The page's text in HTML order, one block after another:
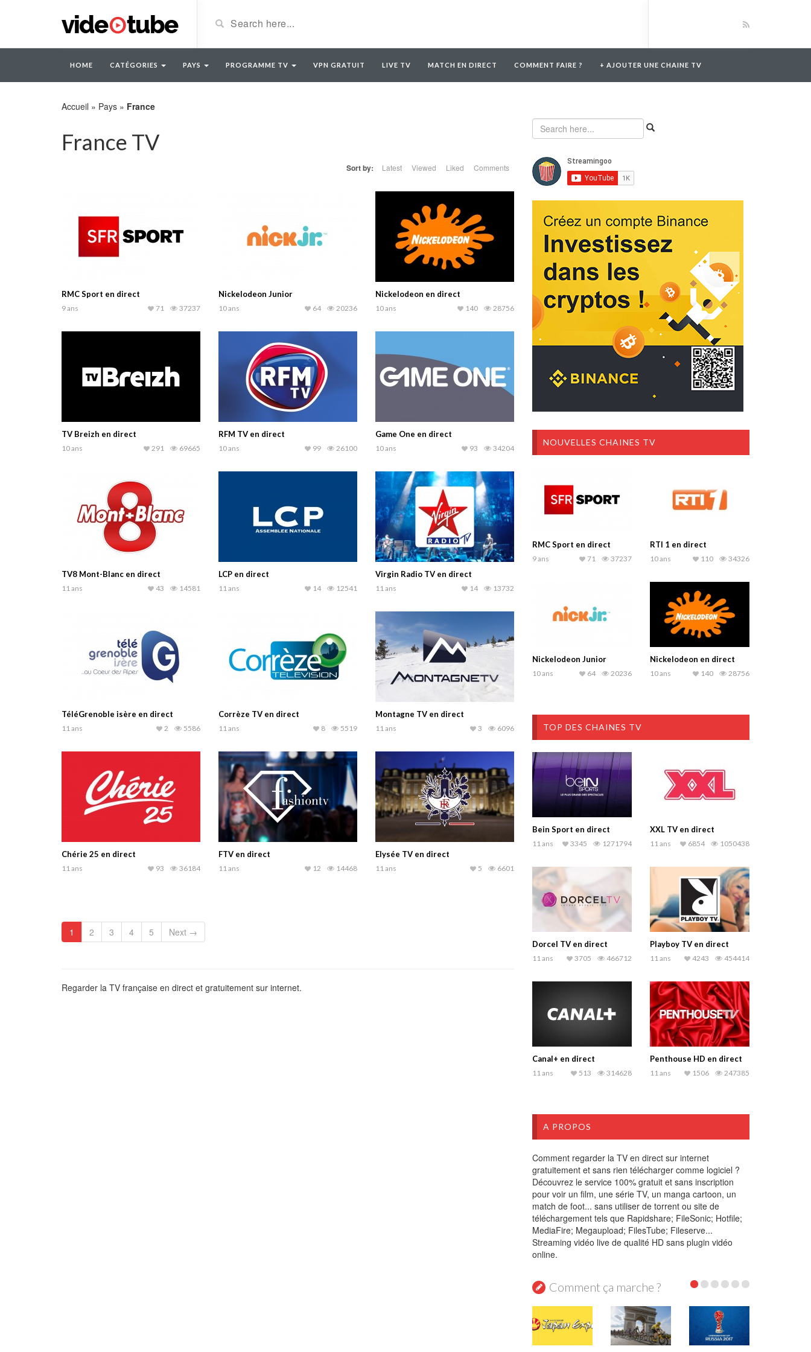
HOME CATÉGORIES PAYS PROGRAMME TV VPN GRATUIT LIVE TV MATCH EN DIRECT COMMENT FAIRE ? + AJOUTER UNE CHAINE TV
Accueil » Pays » France
France TV
Sort by: Latest Viewed Liked Comments
RMC Sport en direct
9 ans 37237
71
Nickelodeon Junior
10 ans 20236
64
Nickelodeon en direct
10 ans 28756
140
TV Breizh en direct
10 ans 69665
291
RFM TV en direct
10 ans 26100
99
Game One en direct
10 ans 34204
93
TV8 Mont-Blanc en direct
11 ans 14581
43
LCP en direct
11 ans 12541
14
Virgin Radio TV en direct
11 ans 13732
14
TéléGrenoble isère en direct
11 ans 5586
2
Corrèze TV en direct
11 ans 5519
8
Montagne TV en direct
11 ans 6096
3
Chérie 25 en direct
11 ans 36184
93
FTV en direct
11 ans 14468
12
Elysée TV en direct
11 ans 6601
5
1 2 3 4 5 Next →
Regarder la TV française en direct et gratuitement sur internet.
NOUVELLES CHAINES TV
RMC Sport en direct
9 ans 37237
71
RTI 1 en direct
10 ans 34326
110
Nickelodeon Junior
10 ans 20236
64
Nickelodeon en direct
10 ans 28756
140
TOP DES CHAINES TV
Bein Sport en direct
11 ans 1271794
3345
XXL TV en direct
11 ans 1050438
6854
Dorcel TV en direct
11 ans 466712
3705
Playboy TV en direct
11 ans 454414
4243
Canal+ en direct
11 ans 314628
513
Penthouse HD en direct
11 ans 247385
1506
A PROPOS
Comment regarder la TV en direct sur internet
gratuitement et sans rien télécharger comme logiciel ?
Découvrez le service 100% gratuit et sans inscription
pour voir un film, une série TV, un manga cartoon, un
match de foot... sans utiliser de torrent ou site de
téléchargement tels que Rapidshare; FileSonic; Hotfile;
MediaFire; Megaupload; FilesTube; Fileserve...
Streaming vidéo live de qualité HD sans plugin vidéo
online.
Comment ça marche ?